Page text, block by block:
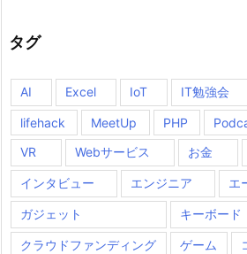
タグ
AI Excel IoT IT勉強会
lifehack MeetUp PHP
VR
Webサービス お金
インタビュー エンジニア エ
ガジェット キーボード
クラウドファンディング ゲーム